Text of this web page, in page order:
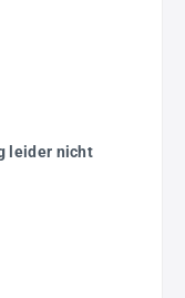
leider nicht